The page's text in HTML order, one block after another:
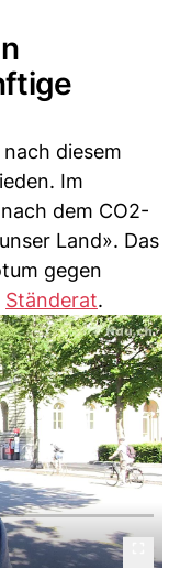
diesem
Im
dem CO2-
Land». Das
gegen
Ständerat.